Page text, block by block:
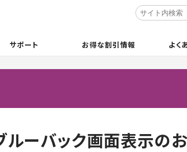
サポート お得な割引情報 よく
ーバック画面表示のお